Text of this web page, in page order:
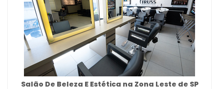
Salão De Beleza E Estética na Zona Leste de SP